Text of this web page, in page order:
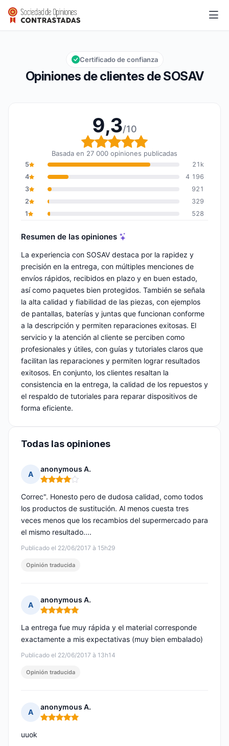
SOSAV
Calificación global: 9,3 de 10
9,3/10
Opiniones de clientes de SOSAV
Certificado de confianza
9,3/10
Calificación global: 9,3
Basada en 27 000 opiniones publicadas
5
21k
4
4 196
3
921
2
329
1
528
Resumen de las opiniones
La experiencia con SOSAV destaca por la rapidez y
precisión en la entrega, con múltiples menciones de
envíos rápidos, recibidos en plazo y en buen estado,
así como paquetes bien protegidos. También se señala
la alta calidad y fiabilidad de las piezas, con ejemplos
de pantallas, baterías y juntas que funcionan conforme
a la descripción y permiten reparaciones exitosas. El
servicio y la atención al cliente se perciben como
profesionales y útiles, con guías y tutoriales claros que
facilitan las reparaciones y permiten lograr resultados
exitosos. En conjunto, los clientes resaltan la
consistencia en la entrega, la calidad de los repuestos y
el respaldo de tutoriales para reparar dispositivos de
forma eficiente.
Todas las opiniones
A
anonymous A.
Nota: 4 de 5
Publicado el 22/06/2017 à 15h29
Correc". Honesto pero de dudosa calidad, como todos
los productos de sustitución. Al menos cuesta tres
veces menos que los recambios del supermercado para
el mismo resultado....
Opinión traducida
A
anonymous A.
Nota: 5 de 5
Publicado el 22/06/2017 à 13h14
La entrega fue muy rápida y el material corresponde
exactamente a mis expectativas (muy bien embalado)
Opinión traducida
A
anonymous A.
Nota: 5 de 5
uuok